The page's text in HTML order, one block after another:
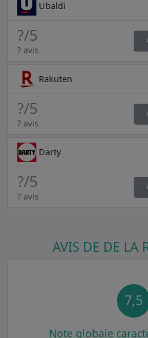
Ubaldi
?/5
? avis
Rakuten
?/5
? avis
Darty
?/5
? avis
AVIS DE DE LA
7,5
Note globale